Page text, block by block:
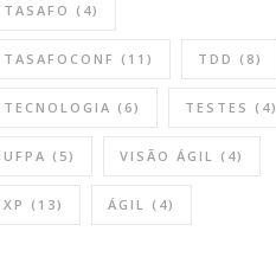
TASAFO (4)
TASAFOCONF (11) TDD (8)
TECNOLOGIA (6) TESTES (4)
UFPA (5) VISÃO ÁGIL (4)
XP (13) ÁGIL (4)